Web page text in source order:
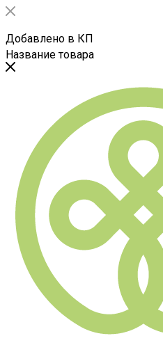
Добавлено в КП
Название товара